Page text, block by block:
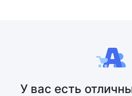
У вас есть